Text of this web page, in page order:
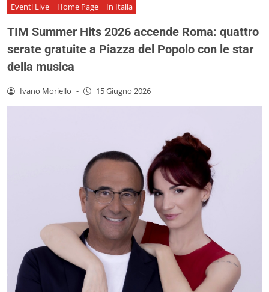
Eventi Live Home Page In Italia
TIM Summer Hits 2026 accende Roma: quattro
serate gratuite a Piazza del Popolo con le star
della musica
Ivano Moriello - 15 Giugno 2026